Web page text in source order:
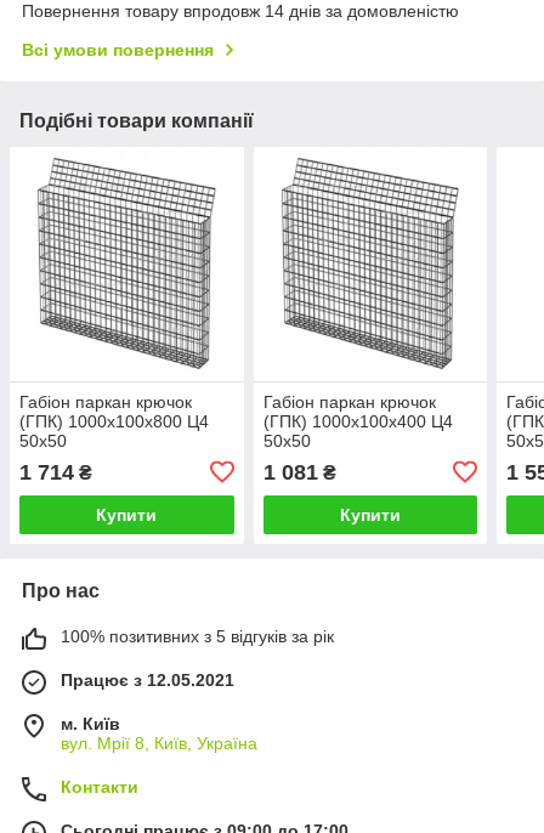
Повернення товару впродовж 14 днів за домовленістю
Всі умови повернення
Подібні товари компанії
Габіон паркан крючок
(ГПК) 1000х100х800 Ц4
50х50
1 714 ₴
Купити
Габіон паркан крючок
(ГПК) 1000х100х400 Ц4
50х50
1 081₴
Купити
1
Про нас
100% позитивних з 5 відгуків за рік
Працює з 12.05.2021
м. Київ
вул. Мрії 8, Київ, Україна
Контакти